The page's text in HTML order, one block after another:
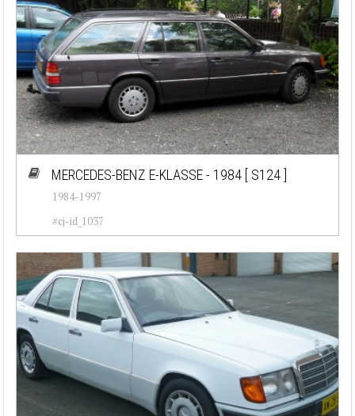
MERCEDES-BENZ E-KLASSE - 1984 [ S124 ]
1984-1997
#cj-id_1037